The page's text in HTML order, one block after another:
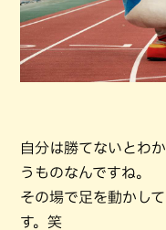
自分は勝てないとわ
うものなんですね。
その場で足を動かし
す。笑